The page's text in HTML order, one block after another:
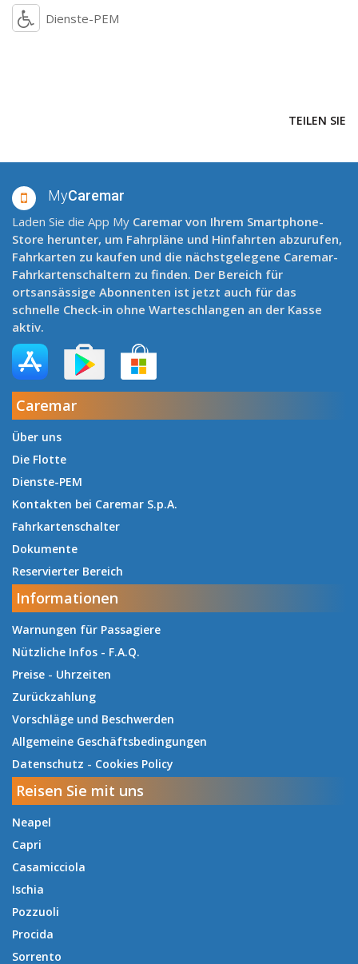
Dienste-PEM
TEILEN SIE
MyCaremar
Laden Sie die App My Caremar von Ihrem Smartphone-
Store herunter, um Fahrpläne und Hinfahrten abzurufen,
Fahrkarten zu kaufen und die nächstgelegene Caremar-
Fahrkartenschaltern zu finden. Der Bereich für
ortsansässige Abonnenten ist jetzt auch für das
schnelle Check-in ohne Warteschlangen an der Kasse
aktiv.
Caremar
Über uns
Die Flotte
Dienste-PEM
Kontakten bei Caremar S.p.A.
Fahrkartenschalter
Dokumente
Reservierter Bereich
Informationen
Warnungen für Passagiere
Nützliche Infos - F.A.Q.
Preise - Uhrzeiten
Zurückzahlung
Vorschläge und Beschwerden
Allgemeine Geschäftsbedingungen
Datenschutz - Cookies Policy
Reisen Sie mit uns
Neapel
Capri
Casamicciola
Ischia
Pozzuoli
Procida
Sorrento